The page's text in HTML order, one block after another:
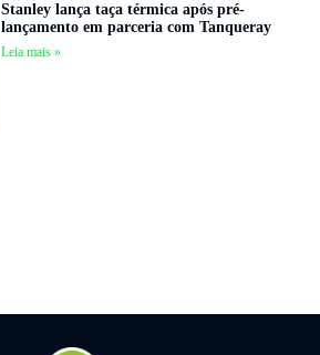
Stanley lança taça térmica após pré-
lançamento em parceria com Tanqueray
Leia mais »